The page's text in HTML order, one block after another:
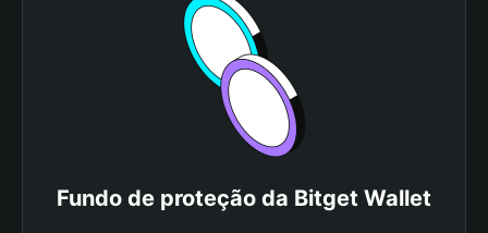
Fundo de proteção da Bitget Wallet